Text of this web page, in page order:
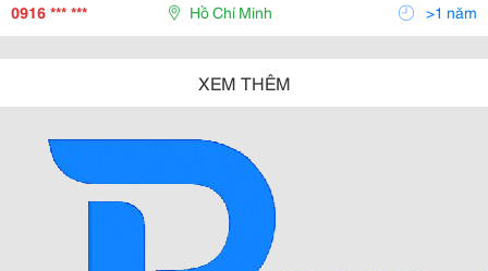
0916 *** *** Hồ Chí Minh >1 năm
XEM THÊM